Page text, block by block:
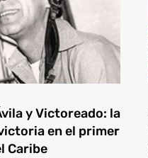
y Victoreado: la
en el primer
Caribe